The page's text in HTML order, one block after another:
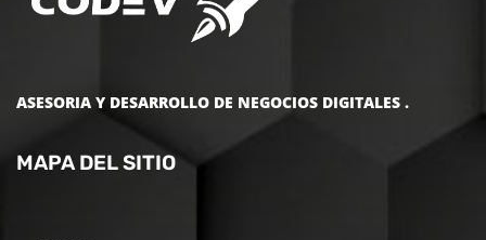
ASESORIA Y DESARROLLO DE NEGOCIOS DIGITALES .
MAPA DEL SITIO